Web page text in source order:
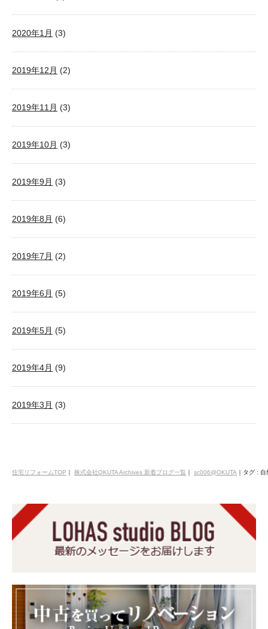
2020年1月 (3)
2019年12月 (2)
2019年11月 (3)
2019年10月 (3)
2019年9月 (3)
2019年8月 (6)
2019年7月 (2)
2019年6月 (5)
2019年5月 (5)
2019年4月 (9)
2019年3月 (3)
住宅リフォームTOP ｜ 株式会社OKUTA Archives 新着ブログ一覧 ｜ sc006@OKUTA ｜ タグ :